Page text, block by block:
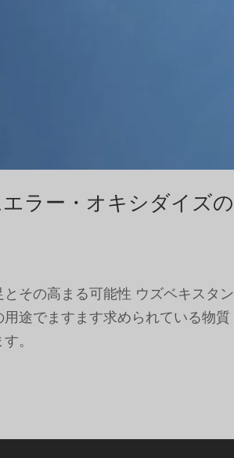
ラー・オキシダイズの
その高まる可能性 ウズベキスタン
途でますます求められている物質
。